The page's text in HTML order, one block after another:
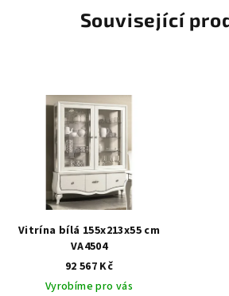
Související
Vitrína bílá 155x213x55 cm
VA4504
92 567 Kč
Vyrobíme pro vás